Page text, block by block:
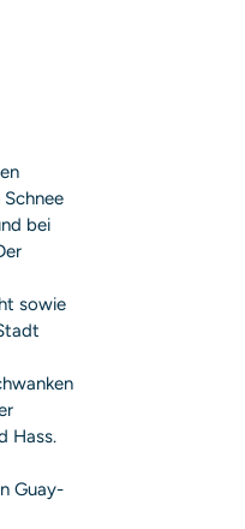
bei
sowie
Hass.
Guay-